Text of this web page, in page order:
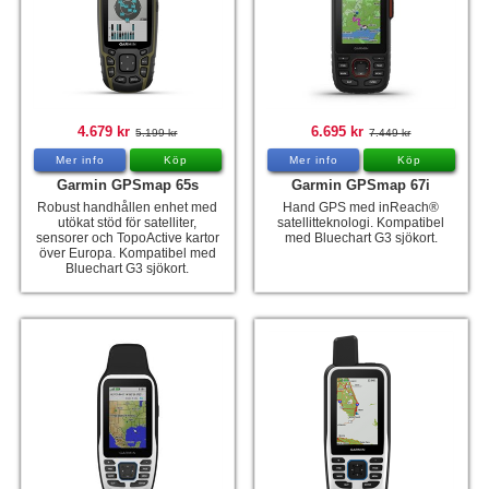
4.679 kr 5.199 kr
Mer info Köp
Garmin GPSmap 65s
Robust handhållen enhet med
utökat stöd för satelliter,
sensorer och TopoActive kartor
över Europa. Kompatibel med
Bluechart G3 sjökort.
6.695 kr 7.449 kr
Mer info Köp
Garmin GPSmap 67i
Hand GPS med inReach®
satellitteknologi. Kompatibel
med Bluechart G3 sjökort.